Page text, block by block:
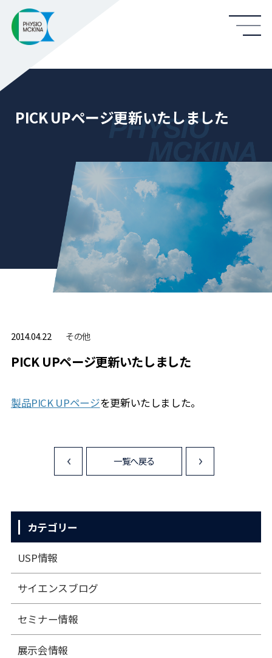
PICK UPページ更新いたしました
2014.04.22 その他
PICK UPページ更新いたしました
製品PICK UPページを更新いたしました。
<
一覧へ戻る
カテゴリー
USP情報
サイエンスブログ
セミナー情報
展⽰会情報